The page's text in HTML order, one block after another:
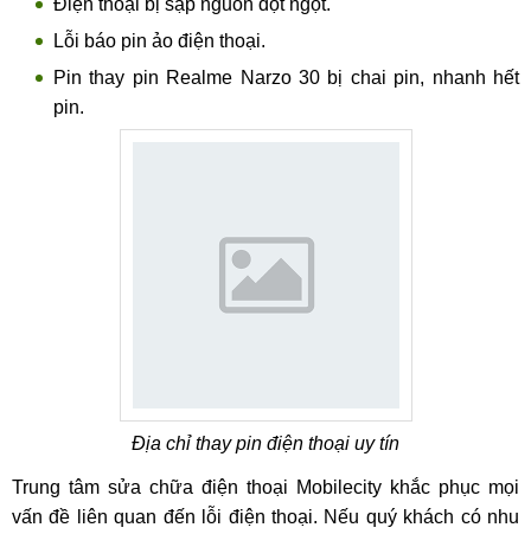
Điện thoại bị sập nguồn đột ngột.
Lỗi báo pin ảo điện thoại.
Pin thay pin Realme Narzo 30 bị chai pin, nhanh hết
pin.
Địa chỉ thay pin điện thoại uy tín
Trung tâm sửa chữa điện thoại Mobilecity khắc phục mọi
vấn đề liên quan đến lỗi điện thoại. Nếu quý khách có nhu